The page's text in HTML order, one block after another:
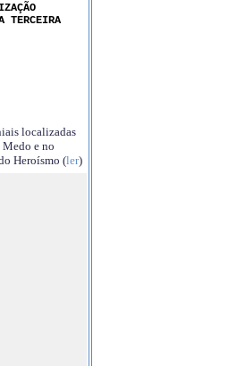
TERCEIRA
localizadas
e no
Heroísmo (ler)